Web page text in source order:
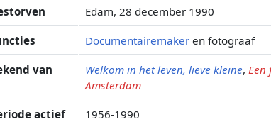
Edam, 28 december 1990
Documentairemaker en fotograaf
van Welkom in het leven, lieve kleine,
Amsterdam
actief 1956-1990